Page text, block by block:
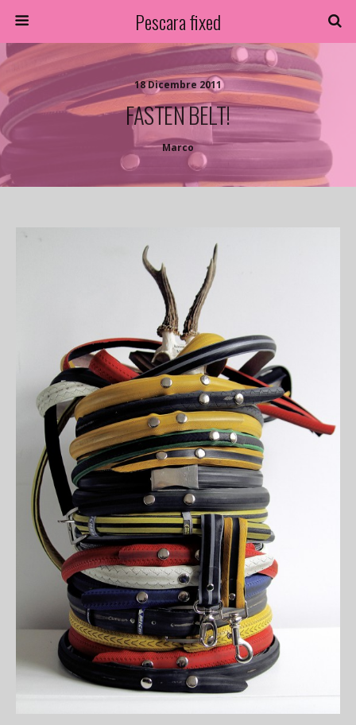
Pescara fixed
18 Dicembre 2011
FASTEN BELT!
Marco